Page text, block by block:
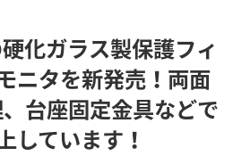
化ガラス製保護フィ
ニタを新発売！両面
台座固定金具などで
しています！